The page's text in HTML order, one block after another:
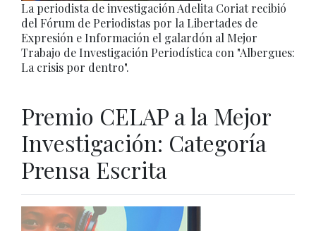
La periodista de investigación Adelita Coriat recibió
del Fórum de Periodistas por la Libertades de
Expresión e Información el galardón al Mejor
Trabajo de Investigación Periodística con "Albergues:
La crisis por dentro".
Premio CELAP a la Mejor
Investigación: Categoría
Prensa Escrita